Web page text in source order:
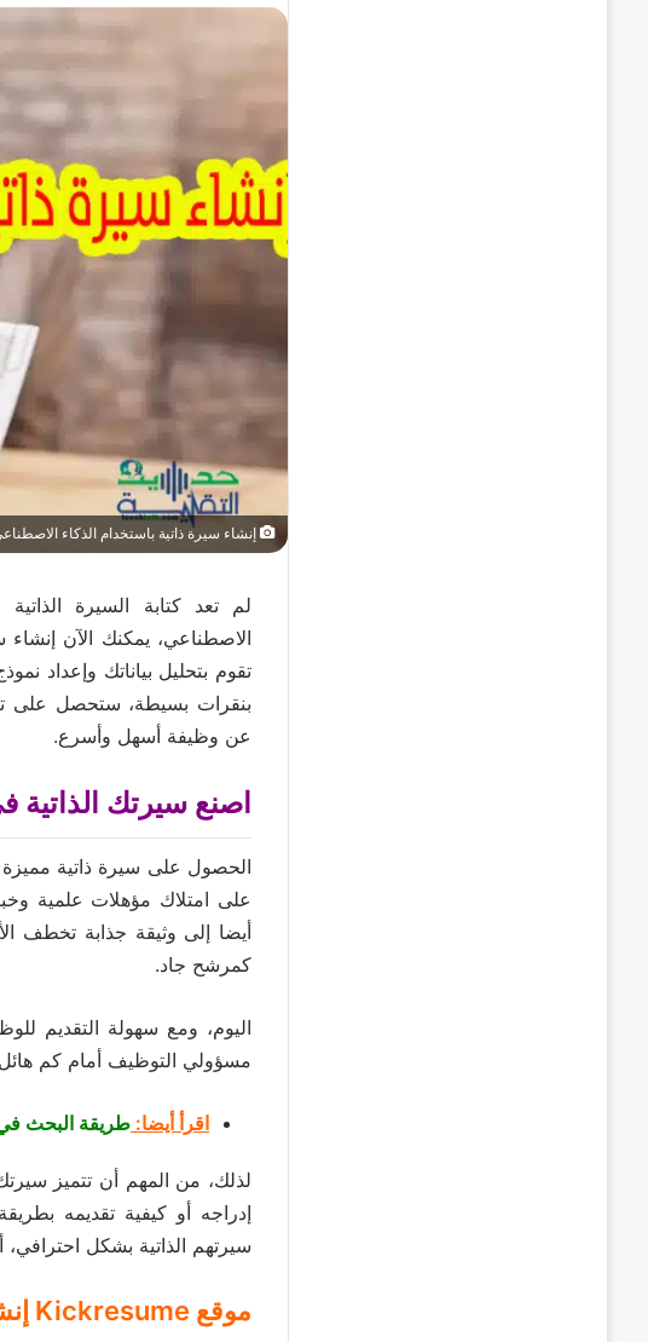
إنشاء سيرة ذاتية باستخدام الذكاء
لم تعد كتابة السيرة
الاصطناعي، يمكنك الآن إنشاء
تقوم بتحليل بياناتك وإعداد
بنقرات بسيطة، ستحصل على
عن وظيفة أسهل وأسرع.
اصنع سيرتك الذاتية
الحصول على سيرة ذاتية
على امتلاك مؤهلات علمية
أيضا إلى وثيقة جذابة تخطف
كمرشح جاد.
اليوم، ومع سهولة التقديم
مسؤولي التوظيف أمام كم هائل
اقرأ أيضا: طريقة البحث في قوقل ، 12 نصيحة ذهبية
لذلك، من المهم أن تتميز
إدراجه أو كيفية تقديمه
سيرتهم الذاتية بشكل
موقع Kickresume